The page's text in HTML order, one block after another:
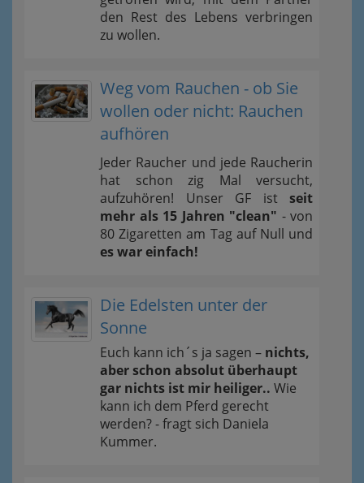
den Rest des Lebens verbringen
zu wollen.
Weg vom Rauchen - ob Sie
wollen oder nicht: Rauchen
aufhören
Jeder Raucher und jede Raucherin
hat schon zig Mal versucht,
aufzuhören! Unser GF ist seit
mehr als 15 Jahren "clean" - von
80 Zigaretten am Tag auf Null und
es war einfach!
Die Edelsten unter der
Sonne
Euch kann ich´s ja sagen – nichts,
aber schon absolut überhaupt
gar nichts ist mir heiliger.. Wie
kann ich dem Pferd gerecht
werden? - fragt sich Daniela
Kummer.